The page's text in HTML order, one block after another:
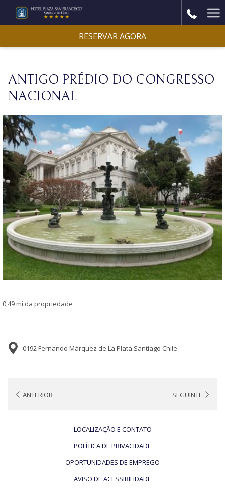
RESERVAR AGORA
ANTIGO PRÉDIO DO CONGRESSO
NACIONAL
0,49 mi da propriedade
0192 Fernando Márquez de La Plata Santiago Chile
ANTERIOR SEGUINTE
LOCALIZAÇÃO E CONTATO
POLÍTICA DE PRIVACIDADE
OPORTUNIDADES DE EMPREGO
AVISO DE ACESSIBILIDADE